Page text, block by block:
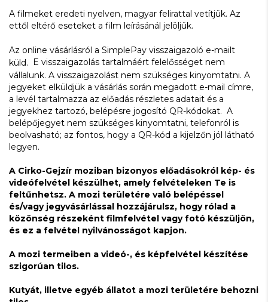
A filmeket eredeti nyelven, magyar felirattal vetítjük. Az
ettől eltérő eseteket a film leírásánál jelöljük.
Az online vásárlásról a SimplePay visszaigazoló e-mailt
küld. E visszaigazolás tartalmáért felelősséget nem
vállalunk. A visszaigazolást nem szükséges kinyomtatni. A
jegyeket elküldjük a vásárlás során megadott e-mail címre,
a levél tartalmazza az előadás részletes adatait és a
jegyekhez tartozó, belépésre jogosító QR-kódokat. A
belépőjegyet nem szükséges kinyomtatni, telefonról is
beolvasható; az fontos, hogy a QR-kód a kijelzőn jól látható
legyen.
A Cirko-Gejzír moziban bizonyos előadásokról kép- és
videófelvétel készülhet, amely felvételeken Te is
feltűnhetsz. A mozi területére való belépéssel
és/vagy jegyvásárlással hozzájárulsz, hogy rólad a
közönség részeként filmfelvétel vagy fotó készüljön,
és ez a felvétel nyilvánosságot kapjon.
A mozi termeiben a videó-, és képfelvétel készítése
szigorúan tilos.
Kutyát, illetve egyéb állatot a mozi területére behozni